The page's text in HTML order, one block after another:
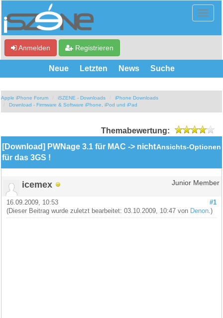
Anmelden Registrieren
Neue Letzten News Suche
Apple iPhone Forum iSZENE - Downloads
iPhone Downloads
Download - Firmware & Software iPhone, iPod und iPad
Themabewertung:
Ansichts-Optionen
[Download] PWNage 3.1 für MAC -> nicht
für das 3GS !
icemex Junior Member
#1
16.09.2009, 10:53
(Dieser Beitrag wurde zuletzt bearbeitet: 03.10.2009, 10:47 von Denon .)